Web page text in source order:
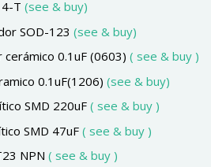
T (see & buy)
SOD-123 (see & buy)
cerámico 0.1uF (0603) ( see & buy )
0.1uF(1206) (see & buy)
SMD 220uF ( see & buy )
SMD 47uF ( see & buy )
NPN ( see & buy )